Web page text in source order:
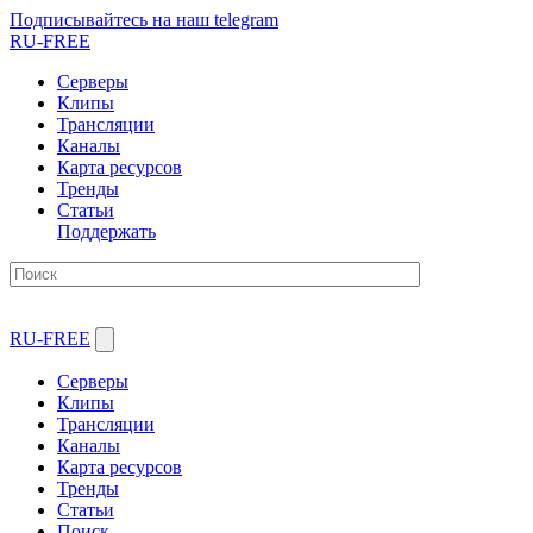
Подписывайтесь на наш telegram
RU-FREE
Серверы
Клипы
Трансляции
Каналы
Карта ресурсов
Тренды
Статьи
Поддержать
RU-FREE
Серверы
Клипы
Трансляции
Каналы
Карта ресурсов
Тренды
Статьи